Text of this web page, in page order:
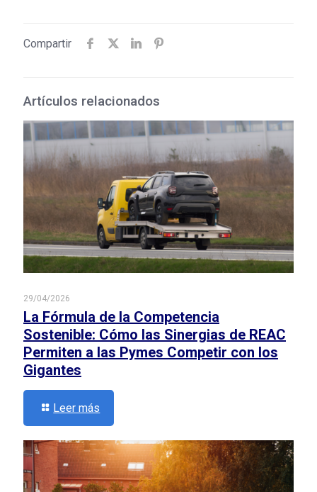
Compartir
Artículos relacionados
29/04/2026
La Fórmula de la Competencia
Sostenible: Cómo las Sinergias de REAC
Permiten a las Pymes Competir con los
Gigantes
Leer más